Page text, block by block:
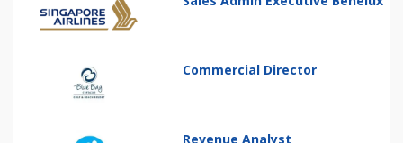
Commercial Director
Revenue Analyst